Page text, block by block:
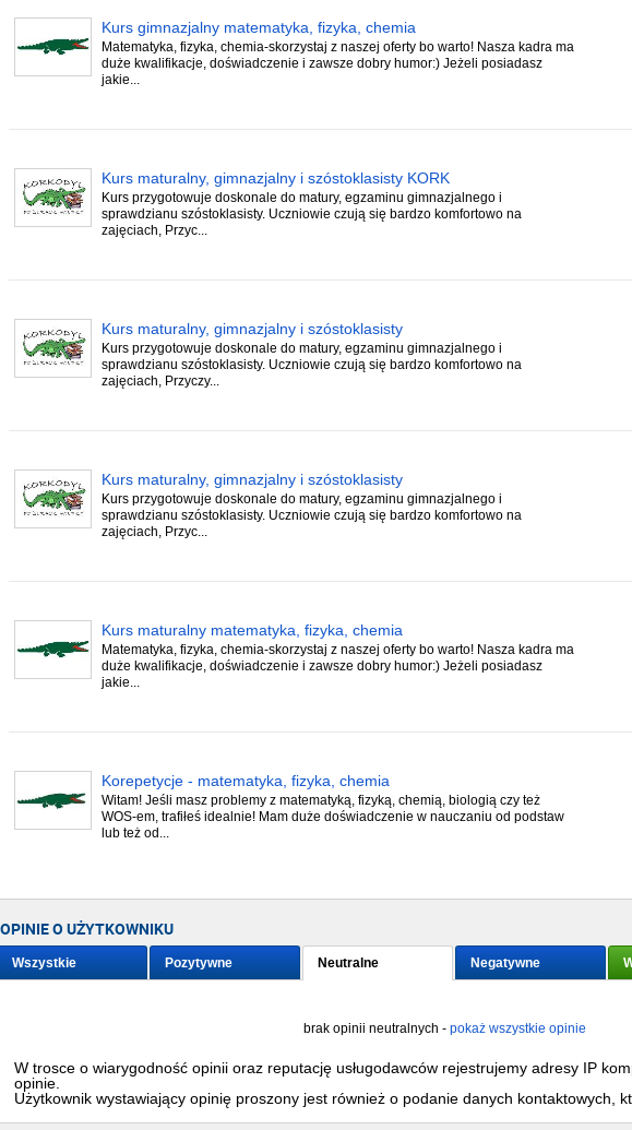
Kurs gimnazjalny matematyka, fizyka, chemia
Matematyka, fizyka, chemia-skorzystaj z naszej oferty bo warto! Nasza kadra ma
duże kwalifikacje, doświadczenie i zawsze dobry humor:) Jeżeli posiadasz
jakie...
Kurs maturalny, gimnazjalny i szóstoklasisty KORK
Kurs przygotowuje doskonale do matury, egzaminu gimnazjalnego i
sprawdzianu szóstoklasisty. Uczniowie czują się bardzo komfortowo na
zajęciach, Przyc...
Kurs maturalny, gimnazjalny i szóstoklasisty
Kurs przygotowuje doskonale do matury, egzaminu gimnazjalnego i
sprawdzianu szóstoklasisty. Uczniowie czują się bardzo komfortowo na
zajęciach, Przyczy...
Kurs maturalny, gimnazjalny i szóstoklasisty
Kurs przygotowuje doskonale do matury, egzaminu gimnazjalnego i
sprawdzianu szóstoklasisty. Uczniowie czują się bardzo komfortowo na
zajęciach, Przyc...
Kurs maturalny matematyka, fizyka, chemia
Matematyka, fizyka, chemia-skorzystaj z naszej oferty bo warto! Nasza kadra ma
duże kwalifikacje, doświadczenie i zawsze dobry humor:) Jeżeli posiadasz
jakie...
Korepetycje - matematyka, fizyka, chemia
Witam! Jeśli masz problemy z matematyką, fizyką, chemią, biologią czy też
WOS-em, trafiłeś idealnie! Mam duże doświadczenie w nauczaniu od podstaw
lub też od...
OPINIE O UŻYTKOWNIKU
Wszystkie Pozytywne Neutralne Negatywne
brak opinii neutralnych - pokaż wszystkie opinie
W trosce o wiarygodność opinii oraz reputację usługodawców rejestrujemy adresy IP
opinie.
Użytkownik wystawiający opinię proszony jest również o podanie danych kontaktowych,